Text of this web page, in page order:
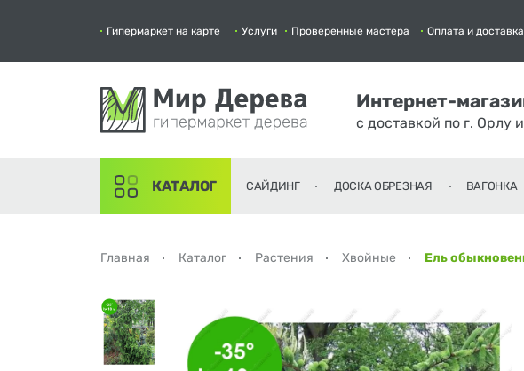
Гипермаркет на карте Услуги Проверенные мастера Оплата и доставка
Интернет-
с доставкой по г. Орлу
КАТАЛОГ САЙДИНГ ДОСКА ОБРЕЗНАЯ ВАГОНКА
Главная Каталог Растения Хвойные Ель